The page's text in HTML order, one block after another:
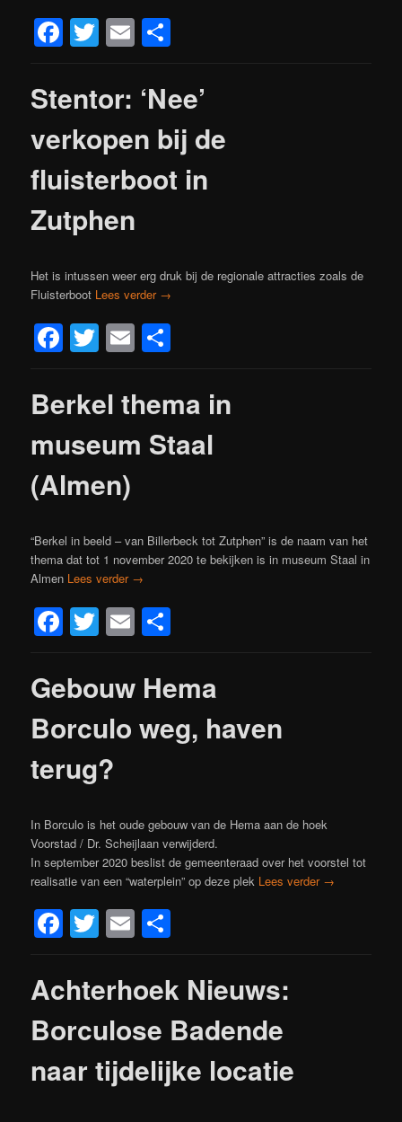
Facebook
Twitter
Email
Stentor: ‘Nee’
verkopen bij de
fluisterboot in
Zutphen
Het is intussen weer erg druk bij de regionale attracties zoals de
Fluisterboot Lees verder →
Facebook
Twitter
Email
Berkel thema in
museum Staal
(Almen)
“Berkel in beeld – van Billerbeck tot Zutphen” is de naam van het
thema dat tot 1 november 2020 te bekijken is in museum Staal in
Almen Lees verder →
Facebook
Twitter
Email
Gebouw Hema
Borculo weg, haven
terug?
In Borculo is het oude gebouw van de Hema aan de hoek
Voorstad / Dr. Scheijlaan verwijderd.
In september 2020 beslist de gemeenteraad over het voorstel tot
realisatie van een “waterplein” op deze plek Lees verder →
Facebook
Twitter
Email
Achterhoek Nieuws:
Borculose Badende
naar tijdelijke locatie